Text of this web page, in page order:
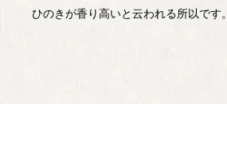
ひのきが香り高いと云われる所以です。